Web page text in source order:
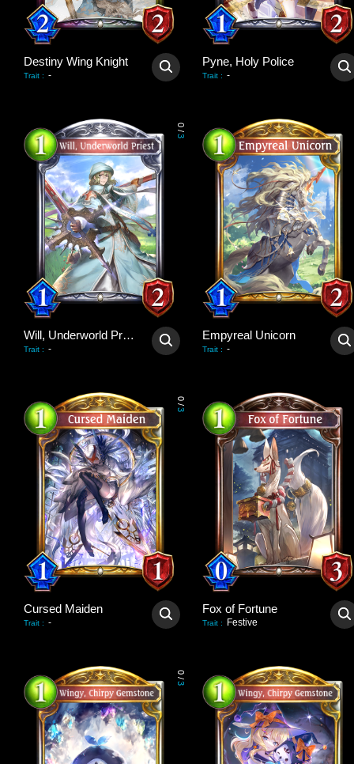
Destiny Wing Knight
Trait : -
Pyne, Holy Police
Trait : -
0
/
3
Will, Underworld Priest
Trait : -
Empyreal Unicorn
Trait : -
0
/
3
Cursed Maiden
Trait : -
Fox of Fortune
Trait : Festive
0
/
3